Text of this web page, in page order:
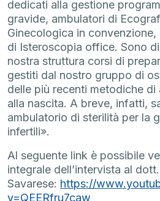
dedicati alla gestione
gravide, ambulatori di
Ginecologica in
di Isteroscopia office. Sono
nostra struttura corsi di
gestiti dal nostro gruppo di
delle più recenti metodiche
alla nascita. A breve, infatti,
ambulatorio di sterilità per la
infertili».
Al seguente link è possibile
integrale dell’intervista al dott.
Savarese: https://
v=QEERfru7caw